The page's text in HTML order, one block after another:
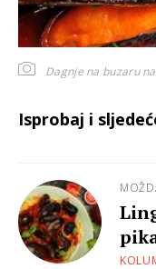
Dagnje na buzaru
Isprobaj i